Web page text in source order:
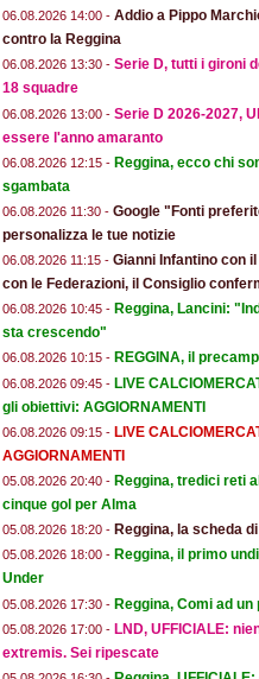
06.08.2026 14:00 - Addio a Pippo
contro la Reggina
06.08.2026 13:30 - Serie D, tutti i gironi
18 squadre
06.08.2026 13:00 - Serie D 2026-2027,
essere l'anno amaranto
06.08.2026 12:15 - Reggina, ecco chi
sgambata
06.08.2026 11:30 - Google "Fonti
personalizza le tue notizie
06.08.2026 11:15 - Gianni Infantino con
con le Federazioni, il Consiglio
06.08.2026 10:45 - Reggina, Lancini:
sta crescendo"
06.08.2026 10:15 - REGGINA, il
06.08.2026 09:45 - LIVE
gli obiettivi: AGGIORNAMENTI
06.08.2026 09:15 - LIVE
AGGIORNAMENTI
05.08.2026 20:40 - Reggina, tredici reti
cinque gol per Alma
05.08.2026 18:20 - Reggina, la scheda
05.08.2026 18:00 - Reggina, il primo
Under
05.08.2026 17:30 - Reggina, Comi ad
05.08.2026 17:00 - LND, UFFICIALE:
extremis. Sei ripescate